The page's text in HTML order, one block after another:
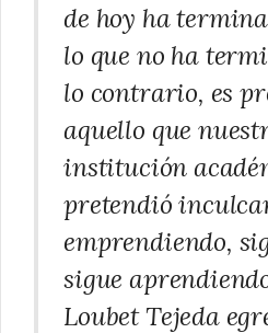
de hoy ha
lo que no ha
lo contrario, es
aquello que
institución
pretendió
emprendiendo,
sigue
Loubet Tejeda